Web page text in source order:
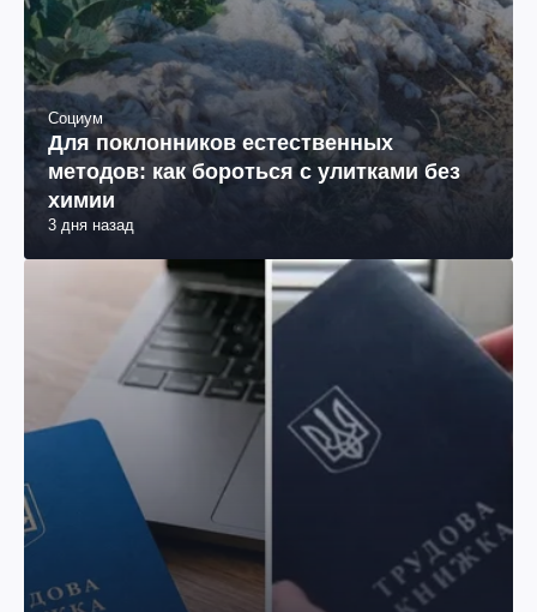
Социум
Для поклонников естественных
методов: как бороться с улитками без
химии
3 дня назад